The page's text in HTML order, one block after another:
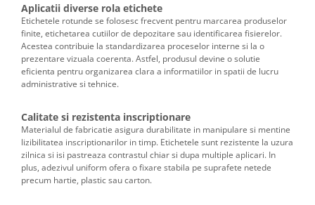
Aplicatii diverse rola etichete
Etichetele rotunde se folosesc frecvent pentru marcarea produselor
finite, etichetarea cutiilor de depozitare sau identificarea fisierelor.
Acestea contribuie la standardizarea proceselor interne si la o
prezentare vizuala coerenta. Astfel, produsul devine o solutie
eficienta pentru organizarea clara a informatiilor in spatii de lucru
administrative si tehnice.
Calitate si rezistenta inscriptionare
Materialul de fabricatie asigura durabilitate in manipulare si mentine
lizibilitatea inscriptionarilor in timp. Etichetele sunt rezistente la uzura
zilnica si isi pastreaza contrastul chiar si dupa multiple aplicari. In
plus, adezivul uniform ofera o fixare stabila pe suprafete netede
precum hartie, plastic sau carton.